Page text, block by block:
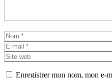
Nom
Enregistrer mon nom, mon e-